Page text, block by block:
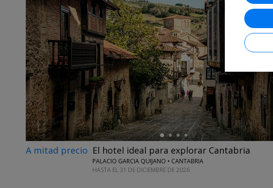
←
A mitad precio El hotel ideal para explorar Cantabria
PALACIO GARCIA QUIJANO • CANTABRIA
HASTA EL 31 DE DICIEMBRE DE 2026